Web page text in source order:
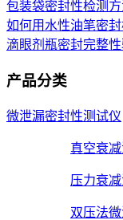
包装袋密封性检测
如何用水性油笔密
滴眼剂瓶密封完整
产品分类
微泄漏密封性测试仪
真空衰
压力衰
双压法